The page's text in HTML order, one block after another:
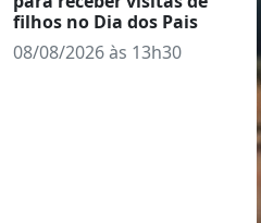
filhos no Dia dos Pais
08/08/2026 às 13h30